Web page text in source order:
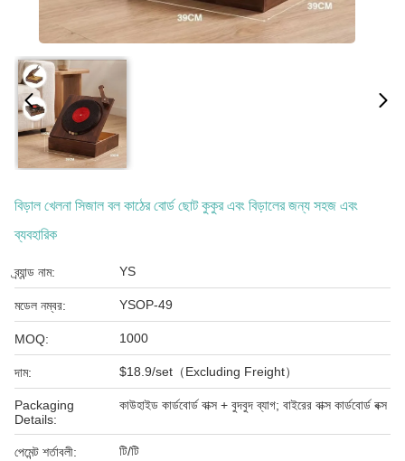
বিড়াল খেলনা সিজাল বল কাঠের বোর্ড ছোট কুকুর এবং বিড়ালের জন্য সহজ এবং
ব্যবহারিক
ব্র্যান্ড নাম: YS
মডেল নম্বর: YSOP-49
MOQ: 1000
দাম: $18.9/set（Excluding Freight）
Packaging
Details:
কাউহাইড কার্ডবোর্ড বাক্স + বুদবুদ ব্যাগ; বাইরের বাক্স কার্ডবোর্ড বক্স
পেমেন্ট শর্তাবলী: টি/টি